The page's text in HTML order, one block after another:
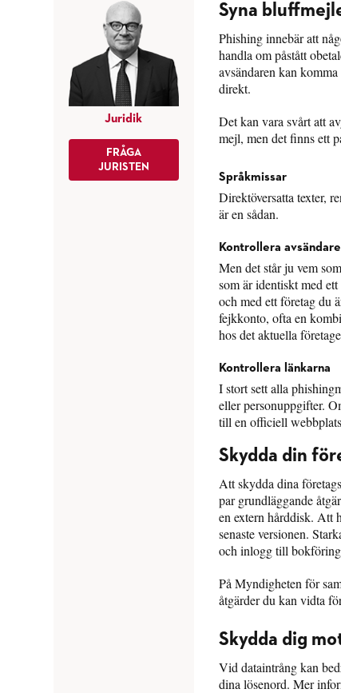
Syna
Phishing innebär att
handla om påstått
avsändaren kan
direkt.
Det kan vara svårt att
mejl, men det finns ett
Språkmissar
Direktöversatta texter,
är en sådan.
Kontrollera
Men det står ju vem
som är identiskt med
och med ett företag du
fejkkonto, ofta en
hos det aktuella
Kontrollera länkarna
I stort sett alla
eller personuppgifter.
till en officiell
Skydda din
Att skydda dina
par grundläggande
en extern hårddisk. Att
senaste versionen.
och inlogg till
På Myndigheten för
åtgärder du kan vidta
Skydda dig
Vid dataintrång kan
dina lösenord. Mer
Juridik
FRÅGA
JURISTEN